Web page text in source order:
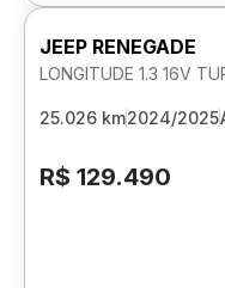
JEEP RENEGADE
LONGITUDE 1.3 16V
25.026 km2024/2025
R$ 129.490